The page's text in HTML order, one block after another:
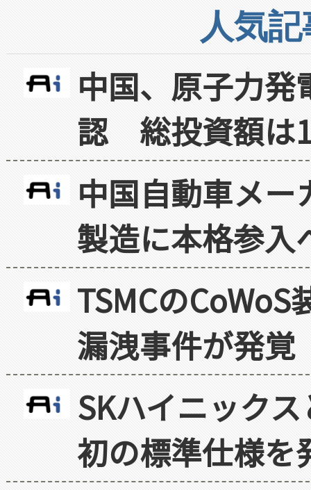
人気
中国、原子力
認 総投資額は
中国自動車メ
製造に本格参入
TSMCの
漏洩事件が発覚
SKハイニック
初の標準仕様を